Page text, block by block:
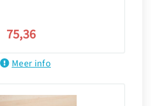
75,36
Meer info